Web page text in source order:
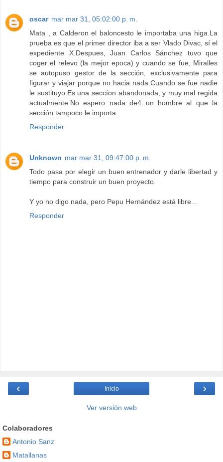
oscar mar mar 31, 05:02:00 p. m.
Mata , a Calderon el baloncesto le importaba una higa.La
prueba es que el primer director iba a ser Vlado Divac, sí el
expediente X.Despues, Juan Carlos Sánchez tuvo que
coger el relevo (la mejor epoca) y cuando se fue, Miralles
se autopuso gestor de la sección, exclusivamente para
figurar y viajar porque no hacia nada.Cuando se fue nadie
le sustituyo.Es una seccíon abandonada, y muy mal regida
actualmente.No espero nada de4 un hombre al que la
sección tampoco le importa.
Responder
Unknown mar mar 31, 09:47:00 p. m.
Todo pasa por elegir un buen entrenador y darle libertad y
tiempo para construir un buen proyecto.
Y yo no digo nada, pero Pepu Hernández está libre...
Responder
‹ ›
Inicio
Ver versión web
Colaboradores
Antonio Sanz
Matallanas